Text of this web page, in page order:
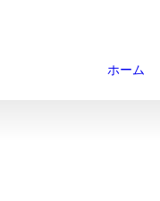
ホーム